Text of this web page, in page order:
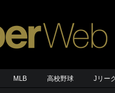
MLB 高校野球 Jリー